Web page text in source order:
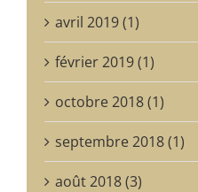
avril 2019 (1)
février 2019 (1)
octobre 2018 (1)
septembre 2018 (1)
août 2018 (3)